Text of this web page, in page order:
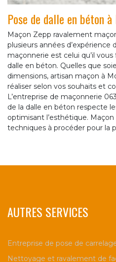
Pose de dalle en béton
Maçon Zepp ravalement
plusieurs années d’expérience
maçonnerie est celui qu’il
dalle en béton. Quelles que
dimensions, artisan maçon à
réaliser selon vos souhaits et
L’entreprise de maçonnerie
de la dalle en béton respecte
optimisant l’esthétique.
techniques à procéder pour la
AUTRES SERVICES
Entreprise de pose de
Nettoyage et ravalement de